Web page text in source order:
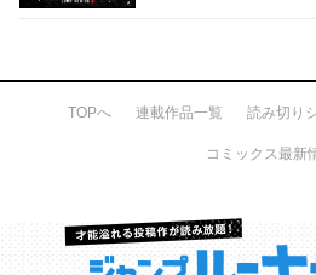
TOPへ 連載作品一覧 読み切り
コミックス最新